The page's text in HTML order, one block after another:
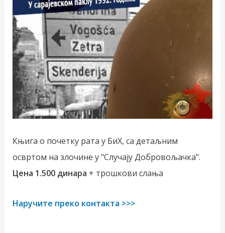
Књига о почетку рата у БиХ, са детаљним
освртом на злочине у "Случају Добровољачка".
Цена 1.500 динара + трошкови слања
Наручите преко контакта >>>